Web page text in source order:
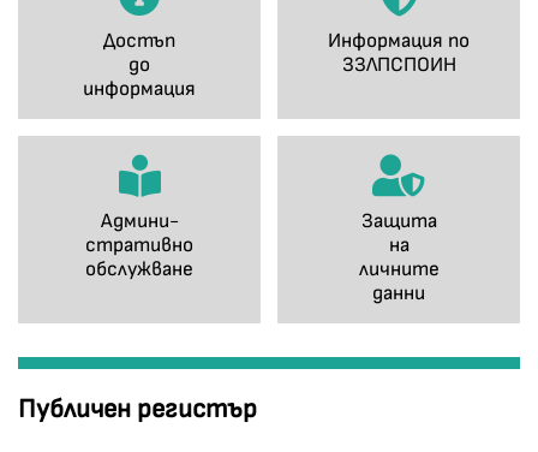
Достъп
до
информация
Информация по
ЗЗЛПСПОИН
Админи-
стративно
обслужване
Защита
на
личните
данни
Публичен регистър